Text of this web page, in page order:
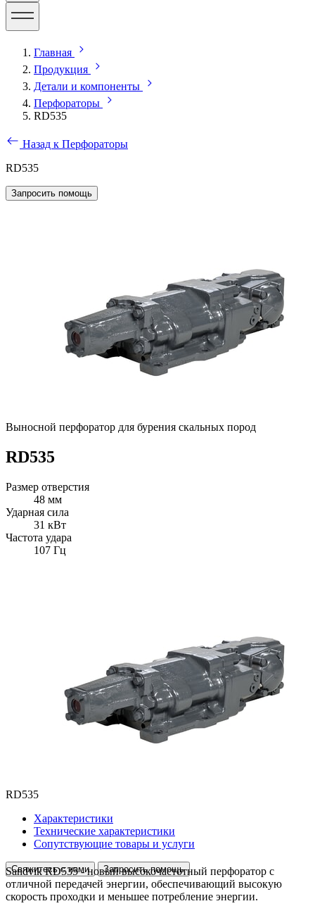
Главная
Продукция
Детали и компоненты
Перфораторы
RD535
Назад к Перфораторы
RD535
Запросить помощь
Выносной перфоратор для бурения скальных пород
RD535
Размер отверстия
48 мм
Ударная сила
31 кВт
Частота удара
107 Гц
RD535
Характеристики
Технические характеристики
Сопутствующие товары и услуги
Свяжитесь с нами Запросить помощь
Sandvik RD535 - новый высокочастотный перфоратор с
отличной передачей энергии, обеспечивающий высокую
скорость проходки и меньшее потребление энергии.